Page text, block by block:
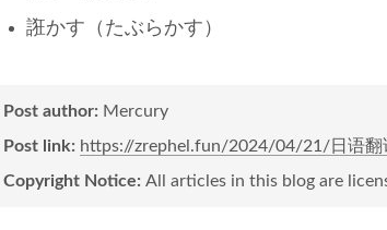
誑かす（たぶらかす）
Post author: Mercury
Post link: https://zrephel.fun/2024/04/21/日语
Copyright Notice: All articles in this blog are